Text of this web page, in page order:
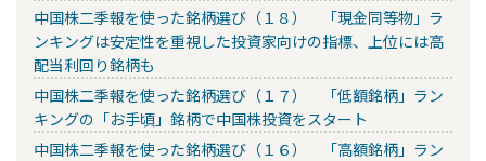
中国株二季報を使った銘柄選び（１８） 「現金同等物」ラ
ンキングは安定性を重視した投資家向けの指標、上位には高
配当利回り銘柄も
中国株二季報を使った銘柄選び（１７） 「低額銘柄」ラン
キングの「お手頃」銘柄で中国株投資をスタート
中国株二季報を使った銘柄選び（１６） 「高額銘柄」ラン